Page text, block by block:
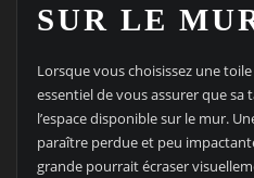
SUR LE
Lorsque vous choisissez une
essentiel de vous assurer que
l’espace disponible sur le mur.
paraître perdue et peu
grande pourrait écraser